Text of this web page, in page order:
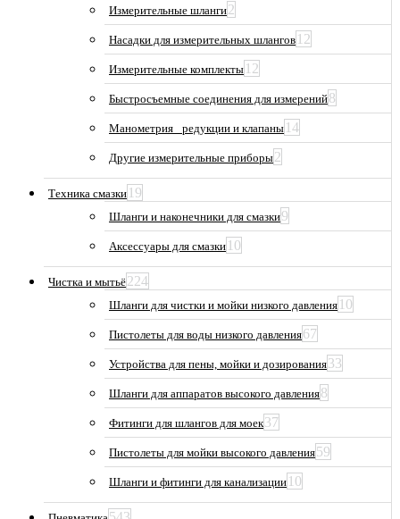
Измерительные шланги2
Насадки для измерительных шлангов 12
Измерительные комплекты 12
Быстросъемные соединения для измерений8
Манометрия_ редукции и клапаны 14
Другие измерительные приборы2
Техника смазки 19
Шланги и наконечники для смазки9
Аксессуары для смазки 10
Чистка и мытьё224
Шланги для чистки и мойки низкого давления 10
Пистолеты для воды низкого давления67
Устройства для пены, мойки и дозирования33
Шланги для аппаратов высокого давления8
Фитинги для шлангов для моек37
Пистолеты для мойки высокого давления59
Шланги и фитинги для канализации 10